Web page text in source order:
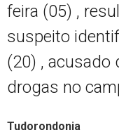
feira (05) ,
suspeito
(20) , acusado
drogas no
Tudorondonia